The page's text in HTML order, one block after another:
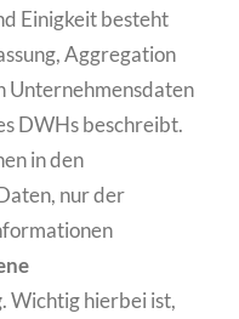
Einigkeit besteht
Aggregation
Unternehmensdaten
DWHs beschreibt.
in den
nur der
. Wichtig hierbei ist,